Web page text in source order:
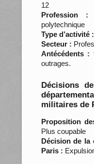
12
Profession :
polytechnique
Type d’activité :
Secteur :
Antécédents :
outrages.
Décisions
militaires de
Proposition
Plus coupable
Décision de la
Paris :